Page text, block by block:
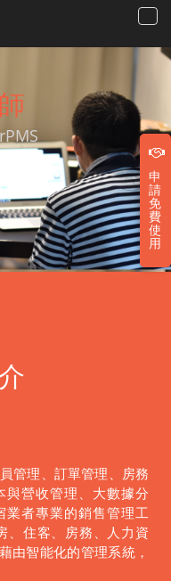
申
請
免
費
使
用
管理、訂單管理、房務
與營收管理、大數據分
業者專業的銷售管理工
、住客、房務、人力資
由智能化的管理系統，